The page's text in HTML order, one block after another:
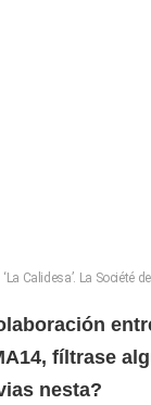
‘La Calidesa’. La Société
fíltrase
nesta?